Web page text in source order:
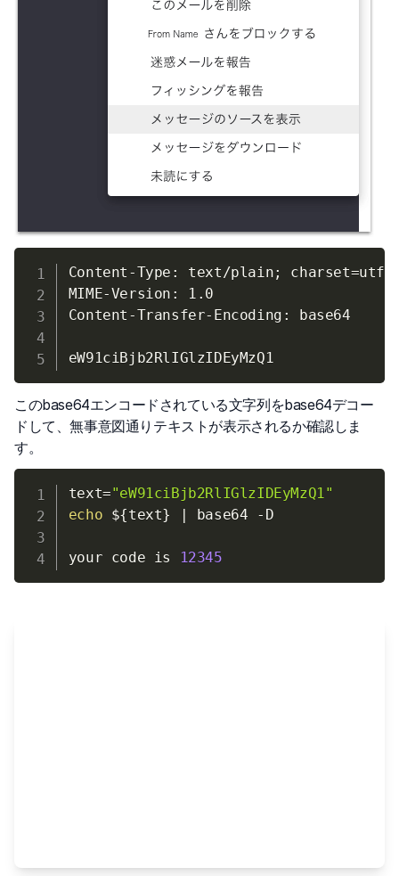
Content-Type: text/plain; charset=utf-
MIME-Version: 1.0
Content-Transfer-Encoding: base64
このbase64エンコードされている文字列をbase64デコー
ドして、無事意図通りテキストが表示されるか確認しま
す。
text="eW91ciBjb2RlIGlzIDEyMzQ1"
echo ${text} | base64 -D
your code is 12345